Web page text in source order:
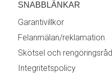
SNABBLÄNKAR
Garantivillkor
Felanmälan/reklamation
Skötsel och rengöringsråd
Integritetspolicy